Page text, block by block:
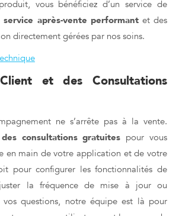
vous bénéficiez d’un service de
service après-vente performantet des
directement gérées par nos soins.
et des Consultations
ne s’arrête pas à la vente.
consultations gratuites pour vous
en main de votre application et de votre
pour configurer les fonctionnalités de
la fréquence de mise à jour ou
questions, notre équipe est là pour